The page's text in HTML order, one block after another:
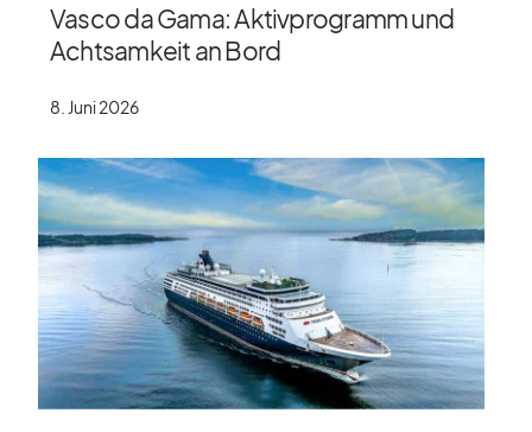
Vasco da Gama: Aktivprogramm und
Achtsamkeit an Bord
8. Juni 2026